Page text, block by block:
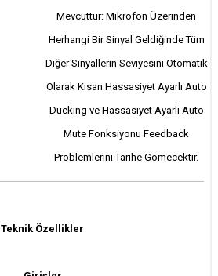
Mevcuttur: Mikrofon Üzerinden
Herhangi Bir Sinyal Geldiğinde Tüm
Diğer Sinyallerin Seviyesini Otomatik
Olarak Kısan Hassasiyet Ayarlı Auto
Ducking ve Hassasiyet Ayarlı Auto
Mute Fonksiyonu Feedback
Problemlerini Tarihe Gömecektir.
Teknik Özellikler